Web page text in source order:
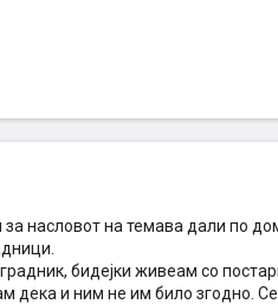
насловот на темава дали по
бидејки живеам со
дека и ним не им било згодно.